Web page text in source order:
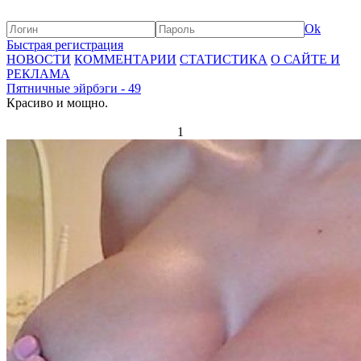
Ok
Быстрая регистрация
НОВОСТИ КОММЕНТАРИИ СТАТИСТИКА О САЙТЕ И
РЕКЛАМА
Пятничные эйрбэги - 49
Красиво и мощно.
1